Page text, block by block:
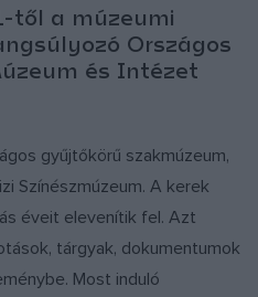
től a múzeumi
Országos
és Intézet
gyűjtőkörű szakmúzeum,
Színészmúzeum. A kerek
éveit elevenítik fel. Azt
tárgyak, dokumentumok
Most induló